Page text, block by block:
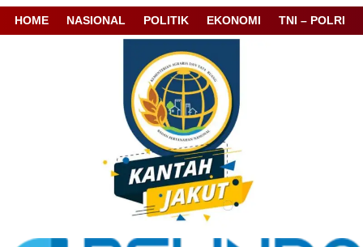
HOME NASIONAL POLITIK EKONOMI TNI – POLRI